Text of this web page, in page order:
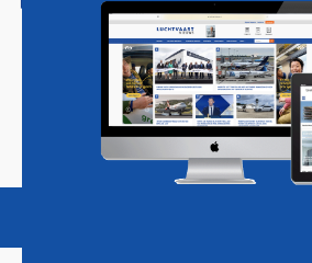
gaan
Magazine Podcasts